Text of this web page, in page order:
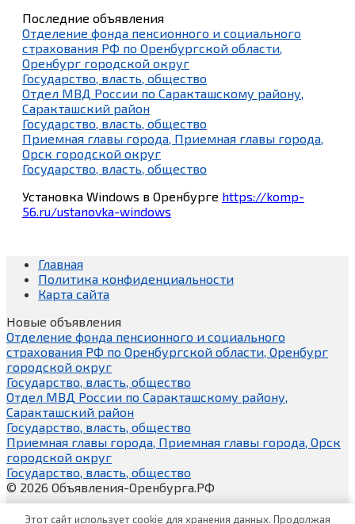
Последние объявления
Отделение фонда пенсионного и социального
страхования РФ по Оренбургской области,
Оренбург городской округ
Государство, власть, общество
Отдел МВД России по Саракташскому району,
Саракташский район
Государство, власть, общество
Приемная главы города, Приемная главы города,
Орск городской округ
Государство, власть, общество
Установка Windows в Оренбурге https://komp-
56.ru/ustanovka-windows
Главная
Политика конфиденциальности
Карта сайта
Новые объявления
Отделение фонда пенсионного и социального
страхования РФ по Оренбургской области, Оренбург
городской округ
Государство, власть, общество
Отдел МВД России по Саракташскому району,
Саракташский район
Государство, власть, общество
Приемная главы города, Приемная главы города, Орск
городской округ
Государство, власть, общество
© 2026 Объявления-Оренбурга.РФ
Этот сайт использует cookie для хранения данных. Продолжая